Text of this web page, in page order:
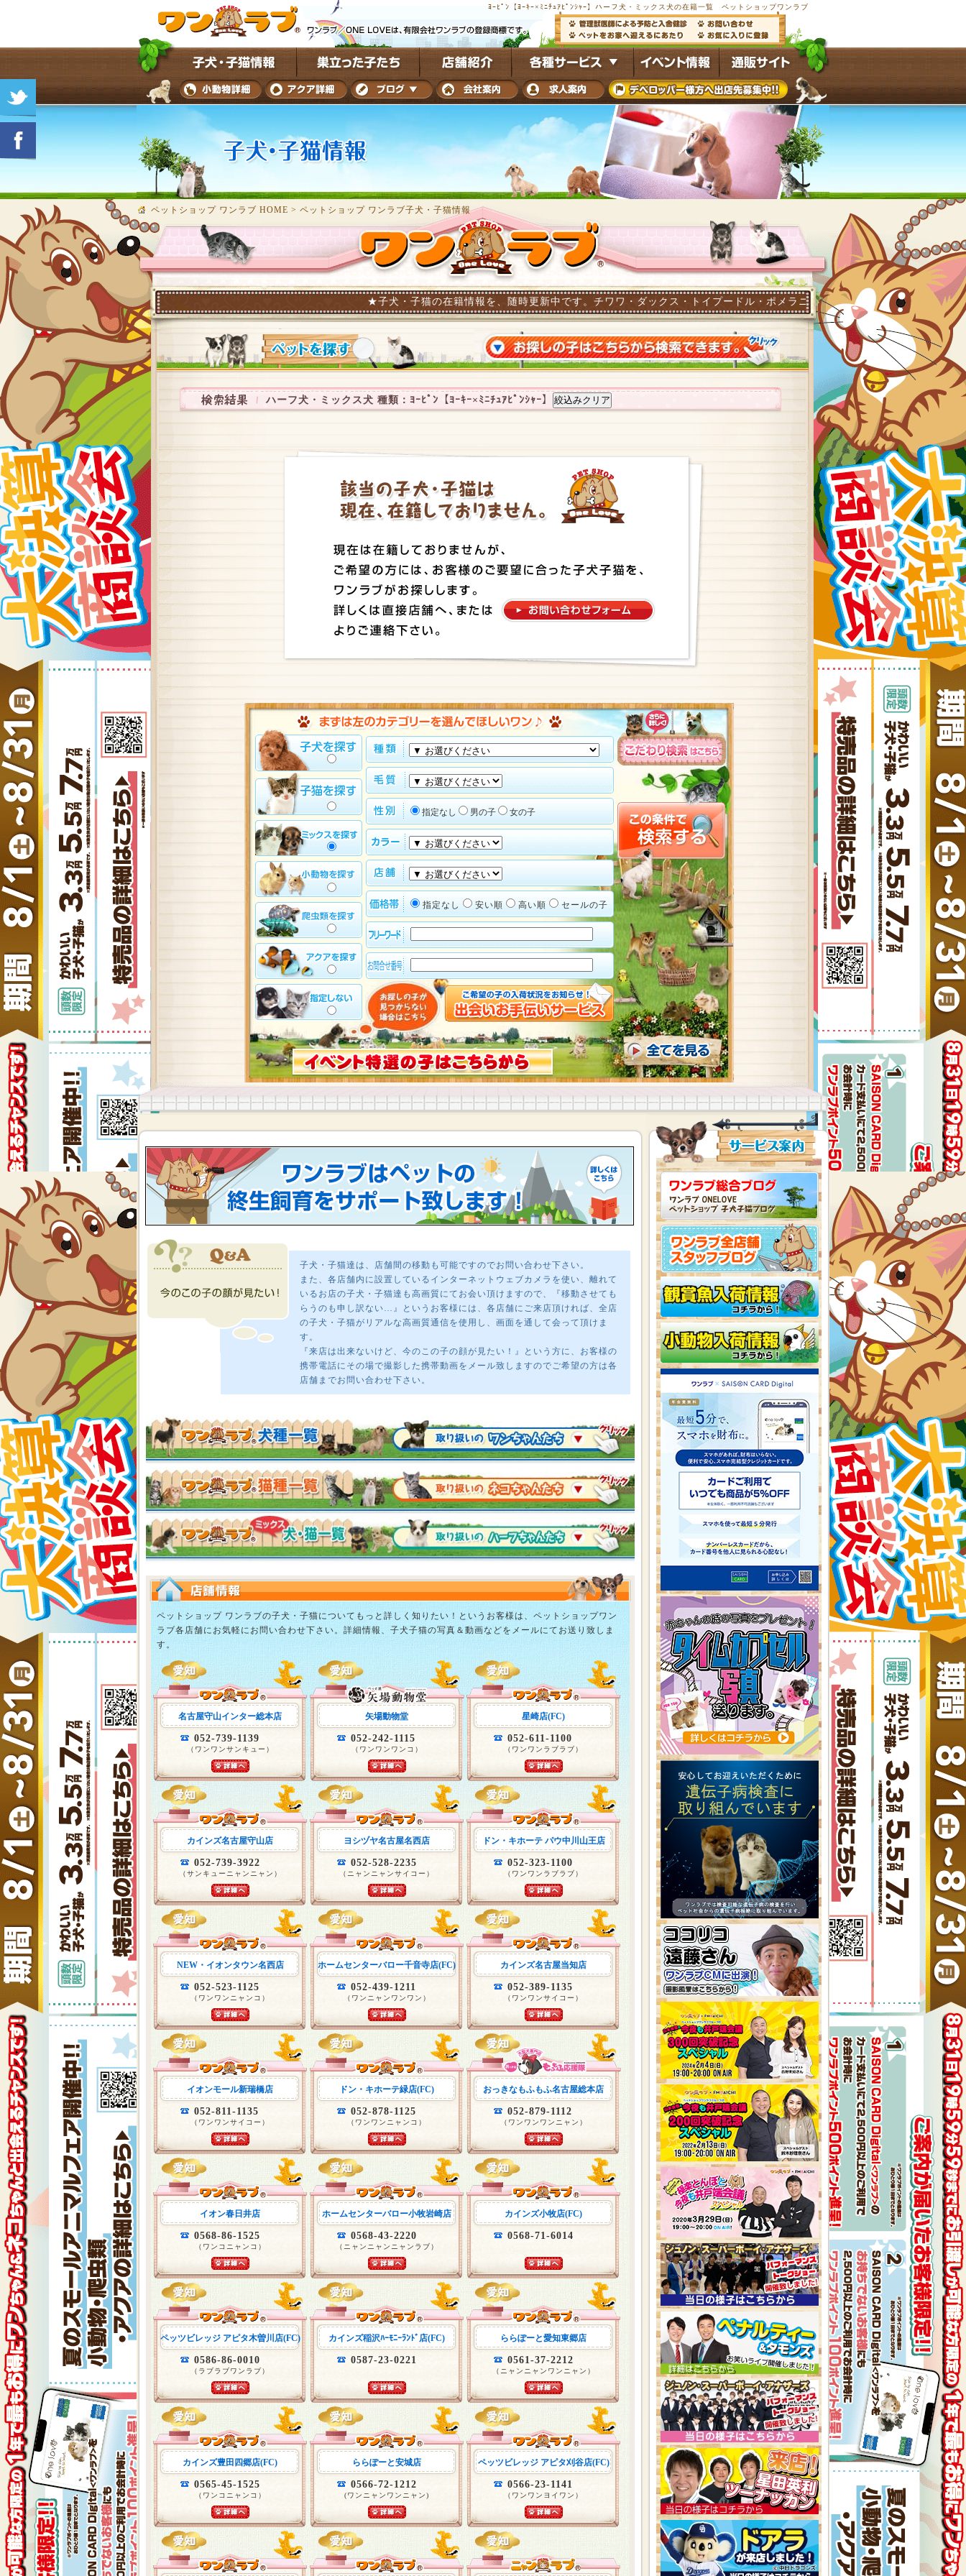
ﾖｰﾋﾟﾝ【ﾖｰｷｰ×ﾐﾆﾁｭｱﾋﾟﾝｼｬｰ】ハーフ犬・ミックス犬の在籍一覧 ペットショップワンラブ
ペットショップ ワンラブ HOME > ペットショップ ワンラブ子犬・子猫情報
★子犬・子猫の在籍情報を、随時更新中です。チワワ・ダックス・トイプードル・ポメラニアン他多数の子犬子猫が常時4,500頭以上
ハーフ犬・ミックス犬 種類：ﾖｰﾋﾟﾝ【ﾖｰｷｰ×ﾐﾆﾁｭｱﾋﾟﾝｼｬｰ】
指定なし 男の子 女の子
指定なし 安い順 高い順 セールの子
子犬・子猫達は、店舗間の移動も可能ですのでお問い合わせ下さい。
また、各店舗内に設置しているインターネットウェブカメラを使い、離れて
いるお店の子犬・子猫達も高画質にてお会い頂けますので、『移動させても
らうのも申し訳ない…』というお客様には、各店舗にご来店頂ければ、全店
の子犬・子猫がリアルな高画質通信を使用し、画面を通して会って頂けま
す。
『来店は出来ないけど、今のこの子の顔が見たい！』という方に、お客様の
携帯電話にその場で撮影した携帯動画をメール致しますのでご希望の方は各
店舗までお問い合わせ下さい。
ペットショップ ワンラブの子犬・子猫についてもっと詳しく知りたい！というお客様は、ペットショップワン
ラブ各店舗にお気軽にお問い合わせ下さい。詳細情報、子犬子猫の写真＆動画などをメールにてお送り致しま
す。
名古屋守山インター総本店
052-739-1139
（ワンワンサンキュー）
矢場動物堂
052-242-1115
（ワンワンワンコ）
星崎店(FC)
052-611-1100
（ワンワンラブラブ）
カインズ名古屋守山店
052-739-3922
（サンキューニャンニャン）
ヨシヅヤ名古屋名西店
052-528-2235
（ニャンニャンサイコー）
ドン・キホーテ パウ中川山王店
052-323-1100
（ワンワンラブラブ）
NEW・イオンタウン名西店
052-523-1125
（ワンワンニャンコ）
ホームセンターバロー千音寺店(FC)
052-439-1211
（ワンニャンワンワン）
カインズ名古屋当知店
052-389-1135
（ワンワンサイコー）
イオンモール新瑞橋店
052-811-1135
（ワンワンサイコー）
ドン・キホーテ緑店(FC)
052-878-1125
（ワンワンニャンコ）
おっきなもふもふ名古屋総本店
052-879-1112
（ワンワンワンニャン）
イオン春日井店
0568-86-1525
（ワンコニャンコ）
ホームセンターバロー小牧岩崎店
0568-43-2220
（ニャンニャンニャンラブ）
カインズ小牧店(FC)
0568-71-6014
ペッツビレッジ アピタ木曽川店(FC)
0586-86-0010
（ラブラブワンラブ）
カインズ稲沢ﾊｰﾓﾆｰﾗﾝﾄﾞ店(FC)
0587-23-0221
ららぽーと愛知東郷店
0561-37-2212
（ニャンニャンワンニャン）
カインズ豊田四郷店(FC)
0565-45-1525
（ワンコニャンコ）
ららぽーと安城店
0566-72-1212
(ワンニャンワンニャン)
ペッツビレッジ アピタ刈谷店(FC)
0566-23-1141
（ワンワンヨイワン）